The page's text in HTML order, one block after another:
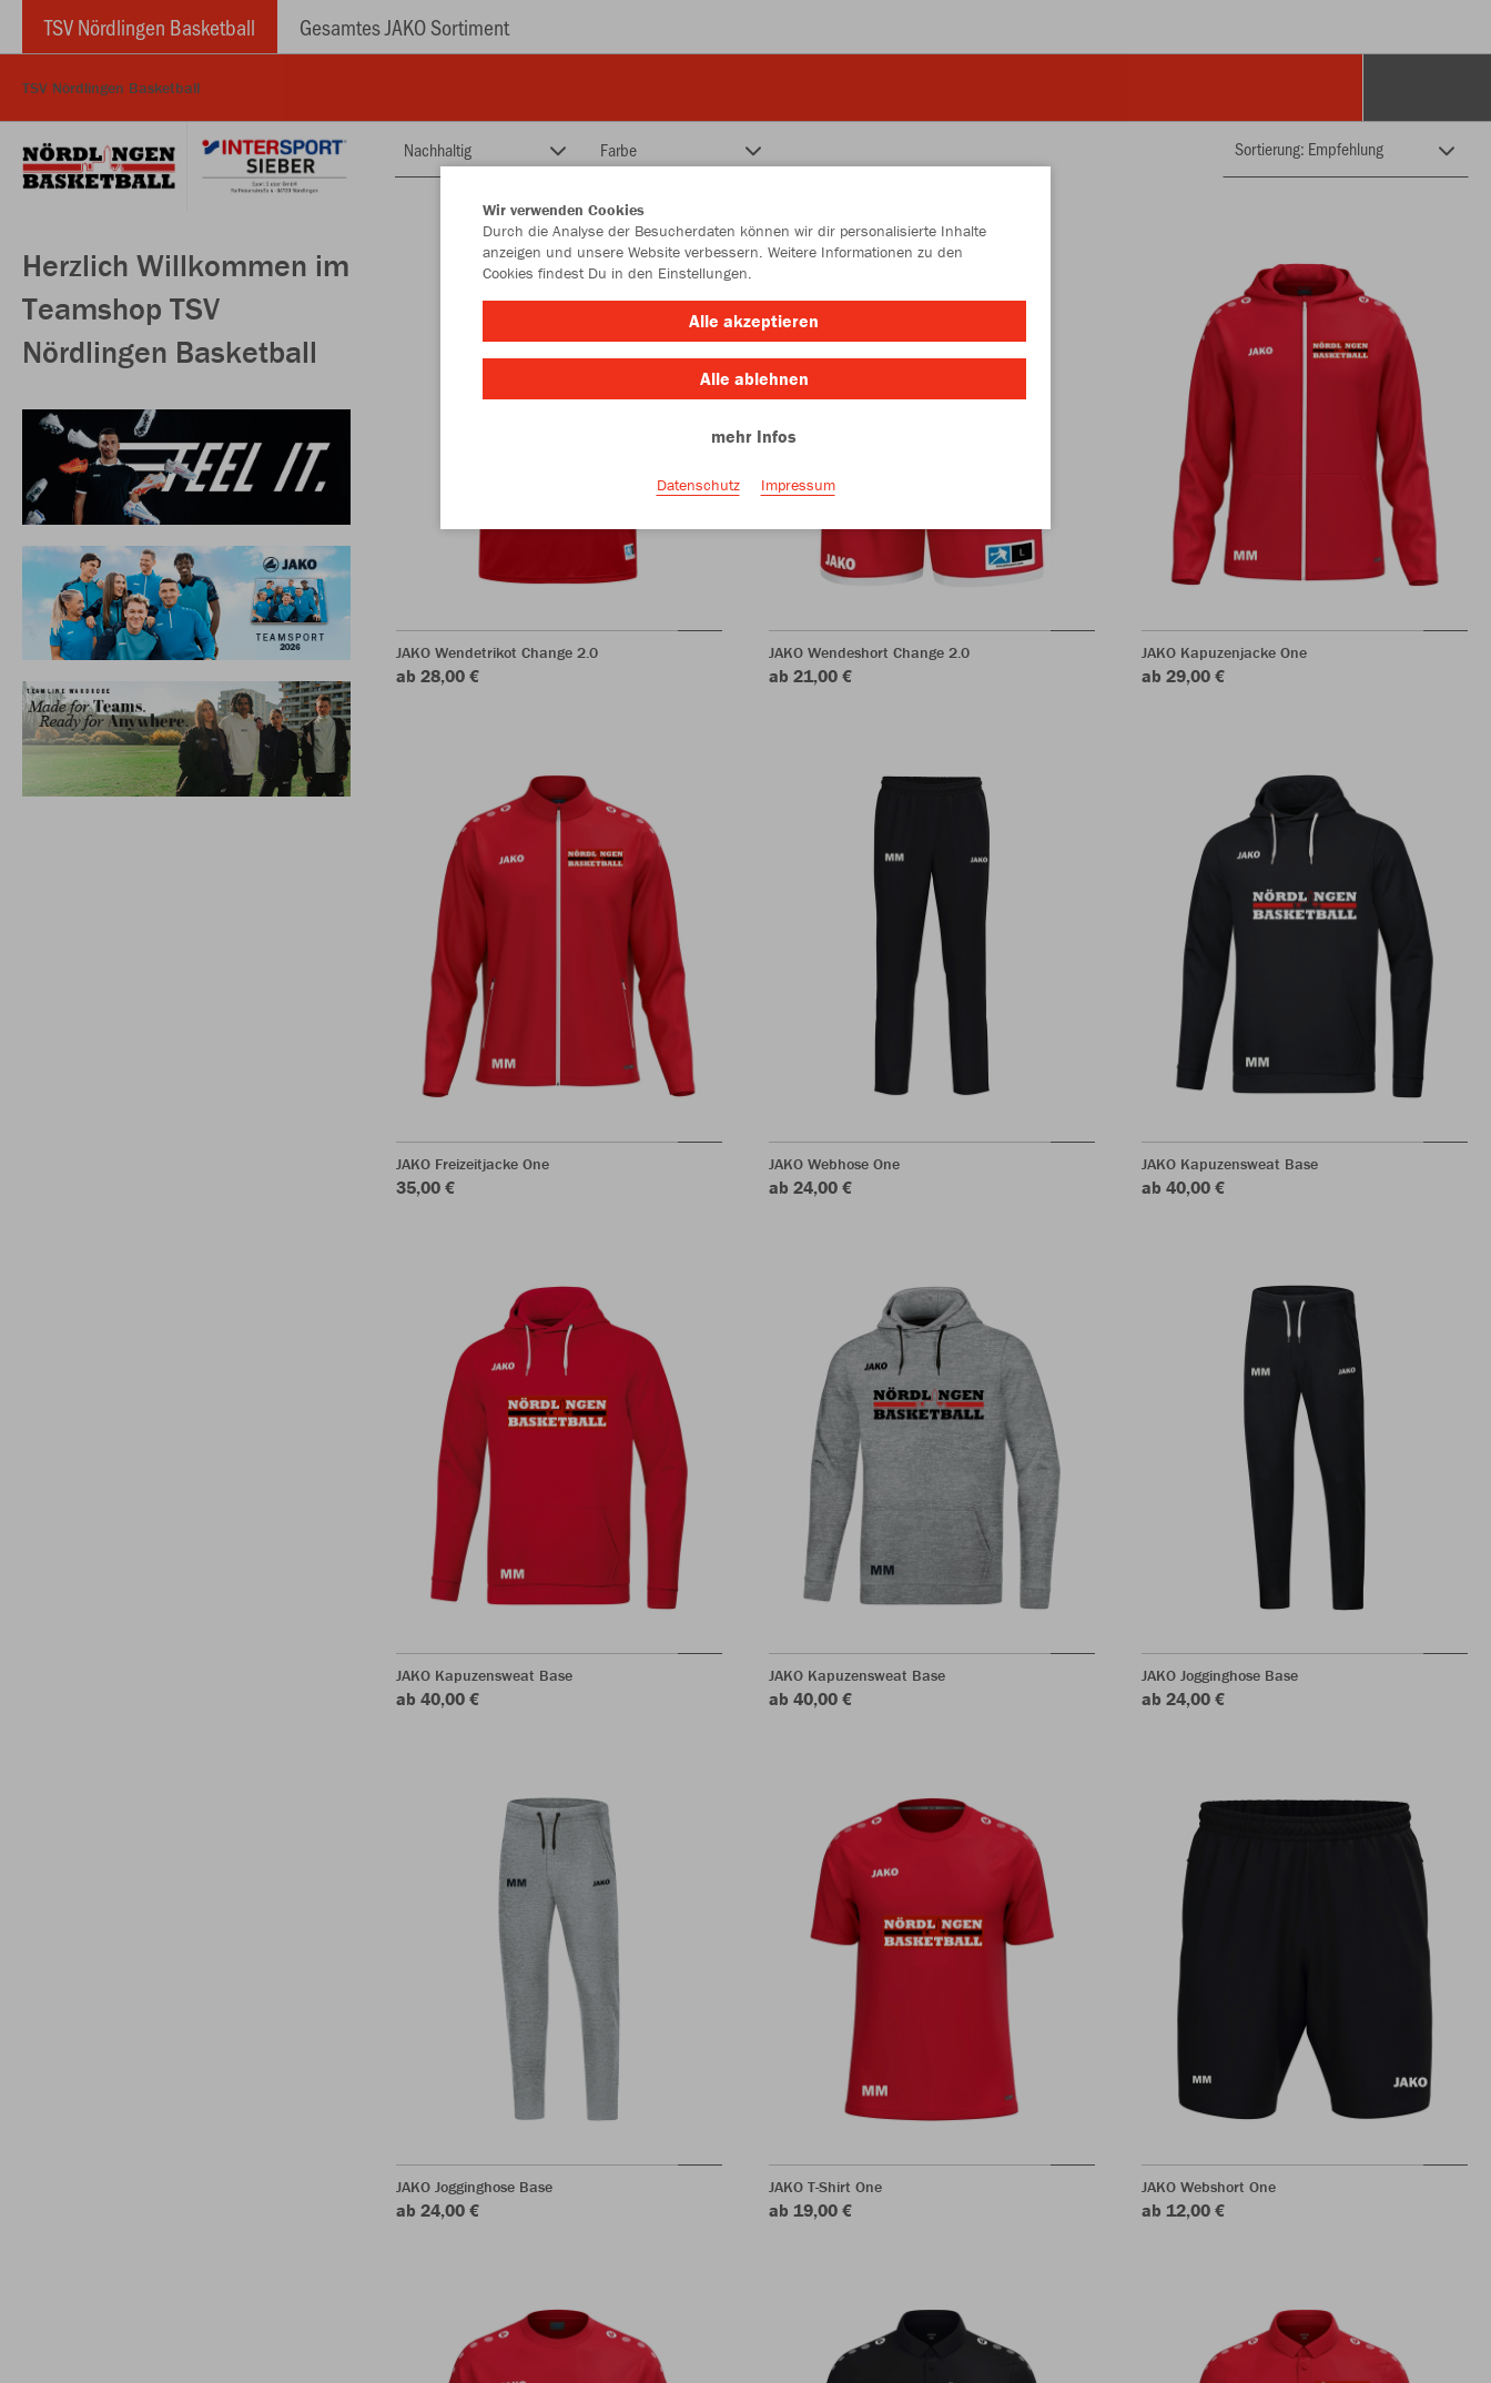
TSV Nördlingen Basketball Gesamtes JAKO Sortiment
TSV Nördlingen Basketball
Herzlich Willkommen im
Teamshop TSV
Nördlingen Basketball
Nachhaltig Farbe
JAKO Wendetrikot Change 2.0
ab 28,00 €
JAKO Wendeshort Change 2.0
ab 21,00 €
JAKO Kapuzenjacke One
ab 29,00 €
JAKO Freizeitjacke One
35,00 €
JAKO Webhose One
ab 24,00 €
JAKO Kapuzensweat Base
ab 40,00 €
JAKO Kapuzensweat Base
ab 40,00 €
JAKO Kapuzensweat Base
ab 40,00 €
JAKO Jogginghose Base
ab 24,00 €
JAKO Jogginghose Base
ab 24,00 €
JAKO T-Shirt One
ab 19,00 €
JAKO Webshort One
ab 12,00 €
Wir verwenden Cookies
Durch die Analyse der Besucherdaten können wir dir personalisierte Inhalte
anzeigen und unsere Website verbessern. Weitere Informationen zu den
Cookies findest Du in den Einstellungen.
Alle akzeptieren
Alle ablehnen
mehr Infos
Datenschutz Impressum